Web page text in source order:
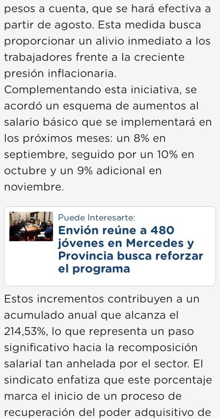
pesos a cuenta, que se hará efectiva a
partir de agosto. Esta medida busca
proporcionar un alivio inmediato a los
trabajadores frente a la creciente
presión inflacionaria.
Complementando esta iniciativa, se
acordó un esquema de aumentos al
salario básico que se implementará en
los próximos meses: un 8% en
septiembre, seguido por un 10% en
octubre y un 9% adicional en
noviembre.
Puede Interesarte:
Envión reúne a 480
jóvenes en Mercedes y
Provincia busca reforzar
el programa
Estos incrementos contribuyen a un
acumulado anual que alcanza el
214,53%, lo que representa un paso
significativo hacia la recomposición
salarial tan anhelada por el sector. El
sindicato enfatiza que este porcentaje
marca el inicio de un proceso de
recuperación del poder adquisitivo de